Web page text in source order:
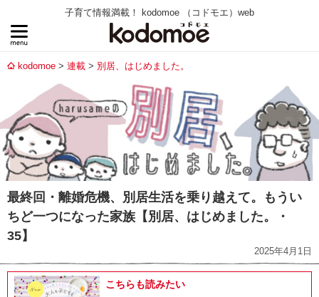
子育て情報満載！ kodomoe （コドモエ）web
kodomoe 連載 別居、はじめました。
最終回・離婚危機、別居生活を乗り越えて。もうい
ちど一つになった家族【別居、はじめました。・
35】
2025年4月1日
こちらも読みたい